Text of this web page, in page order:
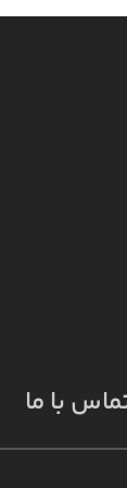
با ما